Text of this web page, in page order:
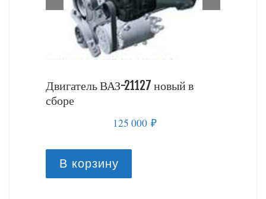
Двигатель ВАЗ-21127 новый в
сборе
125 000 ₽
В корзину